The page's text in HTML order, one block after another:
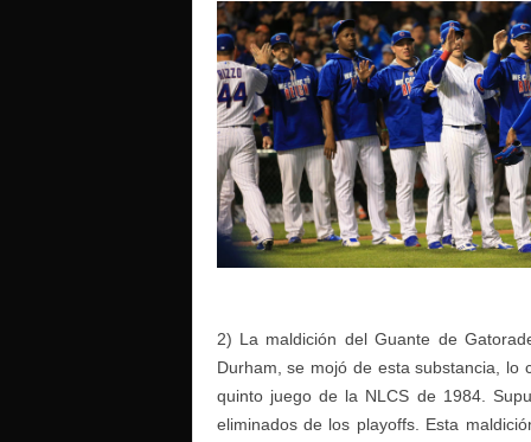
2) La maldición del Guante de
Durham, se mojó de esta substancia,
quinto juego de la NLCS de 1984.
eliminados de los playoffs. Esta